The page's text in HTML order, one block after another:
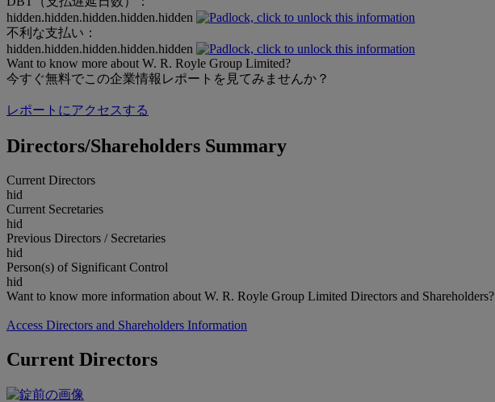
hidden.hidden.hidden.hidden.hidden
不利な支払い：
hidden.hidden.hidden.hidden.hidden
Want to know more about W. R. Royle Group Limited?
今すぐ無料でこの企業情報レポートを見てみませんか？
レポートにアクセスする
Directors/Shareholders Summary
Current Directors
hid
Current Secretaries
hid
Previous Directors / Secretaries
hid
Person(s) of Significant Control
hid
Want to know more information about W. R. Royle Group Limited Directors and Shareholders?
Access Directors and Shareholders Information
Current Directors